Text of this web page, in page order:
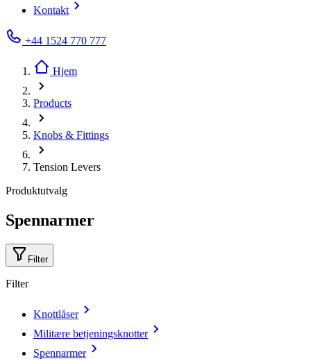
Kontakt
+44 1524 770 777
Hjem
Products
Knobs & Fittings
Tension Levers
Produktutvalg
Spennarmer
Filter
Filter
Knottlåser
Militære betjeningsknotter
Spennarmer